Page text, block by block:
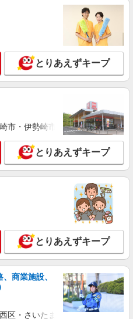
マンション▼フロアの巡回や安
〜2250円 ＜日払い有/週払い有/交
リン代含む)＞
アマンションで生活ケア/見守
〜2250円 ＜日払い有/週払い有/交
リン代含む)＞
詳細を見る
界隈♪ゆったりとした生活介助
市
2250円 ＜日払い有/週払い有/交
リン代含む)＞
とりあえずキープ
市・伊勢崎市・太田市・館林市
とりあえずキープ
とりあえずキープ
商業施設、
区・さいたま市岩槻区・久喜市・